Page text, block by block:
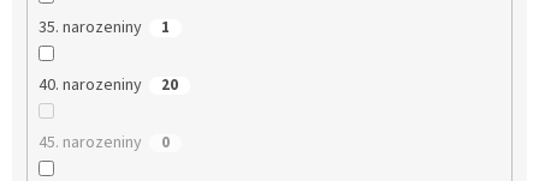
35. narozeniny 1
40. narozeniny 20
45. narozeniny 0